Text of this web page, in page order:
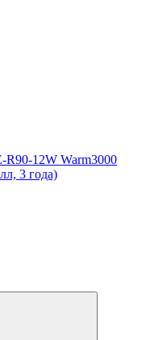
12W Warm3000
3 года)